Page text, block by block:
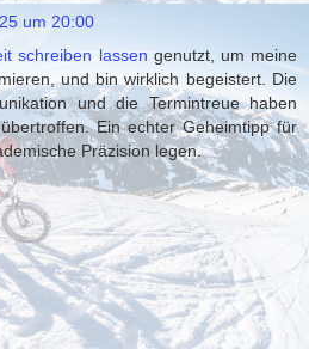
um 20:00
schreiben lassen genutzt, um meine
und bin wirklich begeistert. Die
und die Termintreue haben
Ein echter Geheimtipp für
Präzision legen.